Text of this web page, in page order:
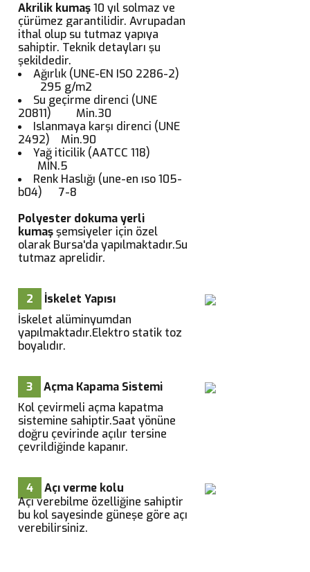
Akrilik kumaş10 yıl solmaz ve
çürümez garantilidir. Avrupadan
ithal olup su tutmaz yapıya
sahiptir. Teknik detayları şu
şekildedir.
Ağırlık (UNE-EN ISO 2286-2)
295 g/m2
Su geçirme direnci (UNE
20811) Min.30
Islanmaya karşı direnci (UNE
2492) Min.90
Yağ iticilik (AATCC 118)
MİN.5
Renk Haslığı (une-en ıso 105-
b04) 7-8
Polyester dokuma yerli
kumaşşemsiyeler için özel
olarak Bursa'da yapılmaktadır.Su
tutmaz aprelidir.
2
İskelet Yapısı
İskelet alüminyumdan
yapılmaktadır.Elektro statik toz
boyalıdır.
3
Açma Kapama Sistemi
Kol çevirmeli açma kapatma
sistemine sahiptir.Saat yönüne
doğru çevirinde açılır tersine
çevrildiğinde kapanır.
4
Açı verme kolu
Açı verebilme özelliğine sahiptir
bu kol sayesinde güneşe göre açı
verebilirsiniz.